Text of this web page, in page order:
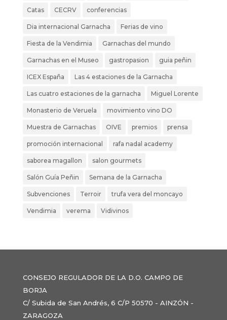
Catas CECRV conferencias
Dia internacional Garnacha Ferias de vino
Fiesta de la Vendimia Garnachas del mundo
Garnachas en el Museo gastropasion guia peñin
ICEX España Las 4 estaciones de la Garnacha
Las cuatro estaciones de la garnacha Miguel Lorente
Monasterio de Veruela movimiento vino DO
Muestra de Garnachas OIVE premios prensa
promoción internacional rafa nadal academy
saborea magallon salon gourmets
Salón Guía Peñin Semana de la Garnacha
Subvenciones Terroir trufa vera del moncayo
Vendimia verema Vidivinos
CONSEJO REGULADOR DE LA D.O. CAMPO DE
BORJA
C/ Subida de San Andrés, 6 C/P 50570 - AINZÓN -
ZARAGOZA